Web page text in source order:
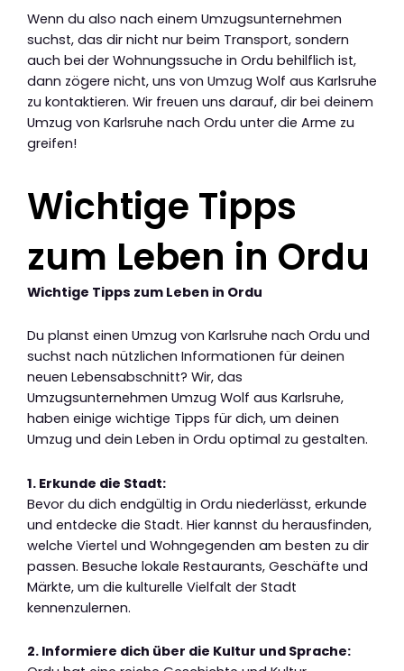
Wenn du also nach einem Umzugsunternehmen
suchst, das dir nicht nur beim Transport, sondern
auch bei der Wohnungssuche in Ordu behilflich ist,
dann zögere nicht, uns von Umzug Wolf aus Karlsruhe
zu kontaktieren. Wir freuen uns darauf, dir bei deinem
Umzug von Karlsruhe nach Ordu unter die Arme zu
greifen!
Wichtige Tipps
zum Leben in Ordu
Wichtige Tipps zum Leben in Ordu
Du planst einen Umzug von Karlsruhe nach Ordu und
suchst nach nützlichen Informationen für deinen
neuen Lebensabschnitt? Wir, das
Umzugsunternehmen Umzug Wolf aus Karlsruhe,
haben einige wichtige Tipps für dich, um deinen
Umzug und dein Leben in Ordu optimal zu gestalten.
1. Erkunde die Stadt:
Bevor du dich endgültig in Ordu niederlässt, erkunde
und entdecke die Stadt. Hier kannst du herausfinden,
welche Viertel und Wohngegenden am besten zu dir
passen. Besuche lokale Restaurants, Geschäfte und
Märkte, um die kulturelle Vielfalt der Stadt
kennenzulernen.
2. Informiere dich über die Kultur und Sprache: